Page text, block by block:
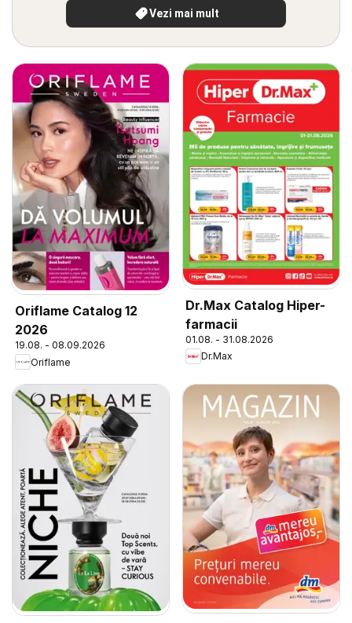
Vezi mai mult
Oriflame Catalog 12
2026
19.08. - 08.09.2026
Oriflame
Dr.Max Catalog Hiper-
farmacii
01.08. - 31.08.2026
Dr.Max